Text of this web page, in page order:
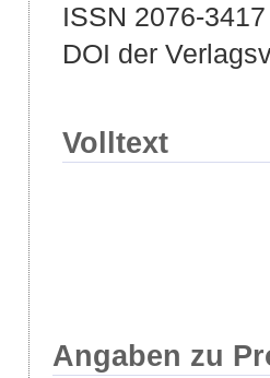
ISSN 2076-3417
DOI der
Volltext
Angaben zu